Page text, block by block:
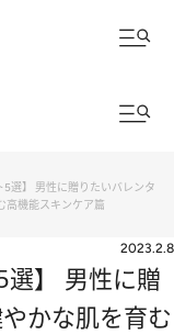
5選】 男性に贈りたいバレンタ
高機能スキンケア篇
2023.2.8
選】 男性に贈
かな肌を育む